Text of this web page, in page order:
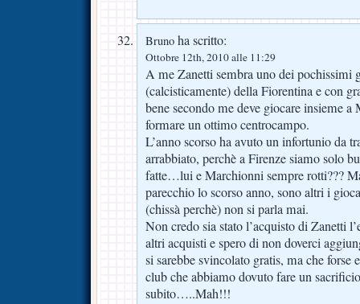
Bruno ha scritto:
Ottobre 12th, 2010 alle 11:29
A me Zanetti sembra uno dei pochissimi
(calcisticamente) della Fiorentina e con
bene secondo me deve giocare insieme
formare un ottimo centrocampo.
L’anno scorso ha avuto un infortunio da
arrabbiato, perchè a Firenze siamo solo
fatte…lui e Marchionni sempre rotti???
parecchio lo scorso anno, sono altri i
(chissà perchè) non si parla mai.
Non credo sia stato l’acquisto di Zanetti
altri acquisti e spero di non doverci
si sarebbe svincolato gratis, ma che forse
club che abbiamo dovuto fare un
subito…..Mah!!!